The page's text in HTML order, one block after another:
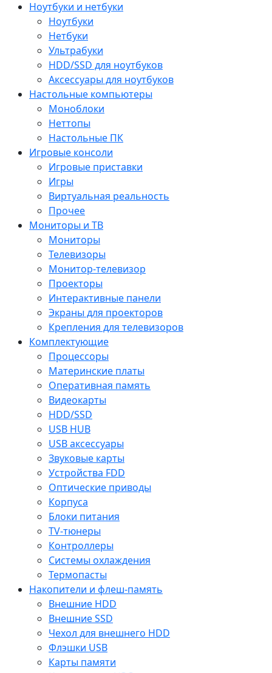
Ноутбуки и нетбуки
Ноутбуки
Нетбуки
Ультрабуки
HDD/SSD для ноутбуков
Аксессуары для ноутбуков
Настольные компьютеры
Моноблоки
Неттопы
Настольные ПК
Игровые консоли
Игровые приставки
Игры
Виртуальная реальность
Прочее
Мониторы и ТВ
Мониторы
Телевизоры
Монитор-телевизор
Проекторы
Интерактивные панели
Экраны для проекторов
Крепления для телевизоров
Комплектующие
Процессоры
Материнские платы
Оперативная память
Видеокарты
HDD/SSD
USB HUB
USB аксессуары
Звуковые карты
Устройства FDD
Оптические приводы
Корпуса
Блоки питания
TV-тюнеры
Контроллеры
Системы охлаждения
Термопасты
Накопители и флеш-память
Внешние HDD
Внешние SSD
Чехол для внешнего HDD
Флэшки USB
Карты памяти